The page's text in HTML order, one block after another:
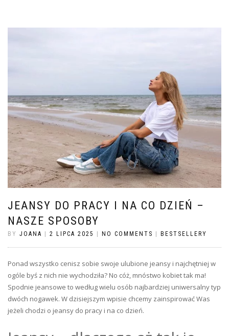
JEANSY DO PRACY I NA CO DZIEŃ –
NASZE SPOSOBY
BY JOANA | 2 LIPCA 2025 | NO COMMENTS | BESTSELLERY
Ponad wszystko cenisz sobie swoje ulubione jeansy i najchętniej w
ogóle byś z nich nie wychodziła? No cóż, mnóstwo kobiet tak ma!
Spodnie jeansowe to według wielu osób najbardziej uniwersalny typ
dwóch nogawek. W dzisiejszym wpisie chcemy zainspirować Was
jeżeli chodzi o jeansy do pracy i na co dzień.